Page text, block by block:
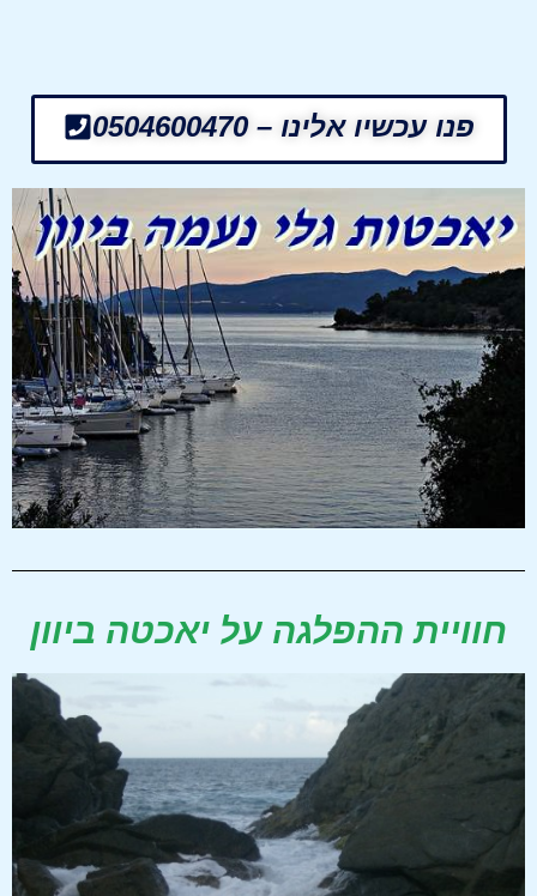
פנו עכשיו אלינו – 0504600470
חוויית ההפלגה על יאכטה ביוון